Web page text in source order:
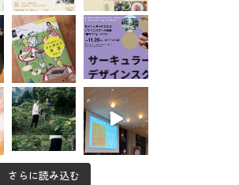
さらに読み込む